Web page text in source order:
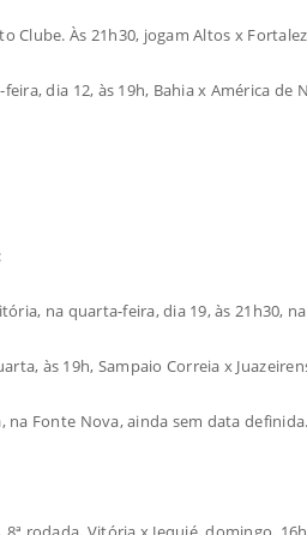
Clube. Às 21h30, jogam Altos x
dia 12, às 19h, Bahia x América
na quarta-feira, dia 19, às 21h30,
às 19h, Sampaio Correia x
na Fonte Nova, ainda sem data definida.